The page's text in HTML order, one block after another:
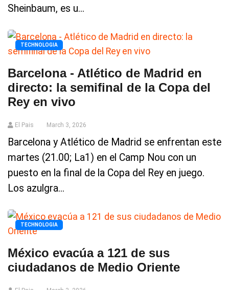
Sheinbaum, es u...
TECHNOLOGIA
Barcelona - Atlético de Madrid en
directo: la semifinal de la Copa del
Rey en vivo
El Pais March 3, 2026
Barcelona y Atlético de Madrid se enfrentan este
martes (21.00; La1) en el Camp Nou con un
puesto en la final de la Copa del Rey en juego.
Los azulgra...
TECHNOLOGIA
México evacúa a 121 de sus
ciudadanos de Medio Oriente